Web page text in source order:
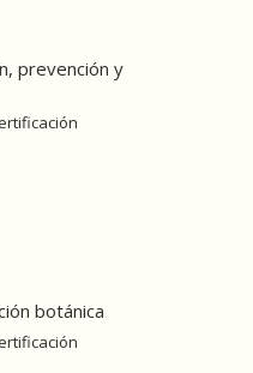
prevención y
botánica